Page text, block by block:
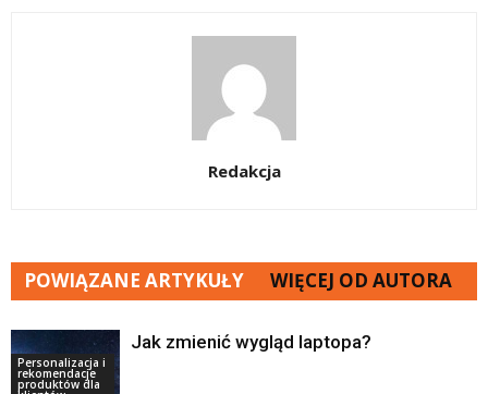
Redakcja
POWIĄZANE ARTYKUŁY WIĘCEJ OD AUTORA
Personalizacja i
rekomendacje
produktów dla
Jak zmienić wygląd laptopa?